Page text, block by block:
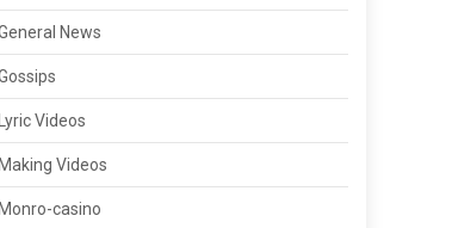
News
Lyric Videos
Making Videos
Monro-casino